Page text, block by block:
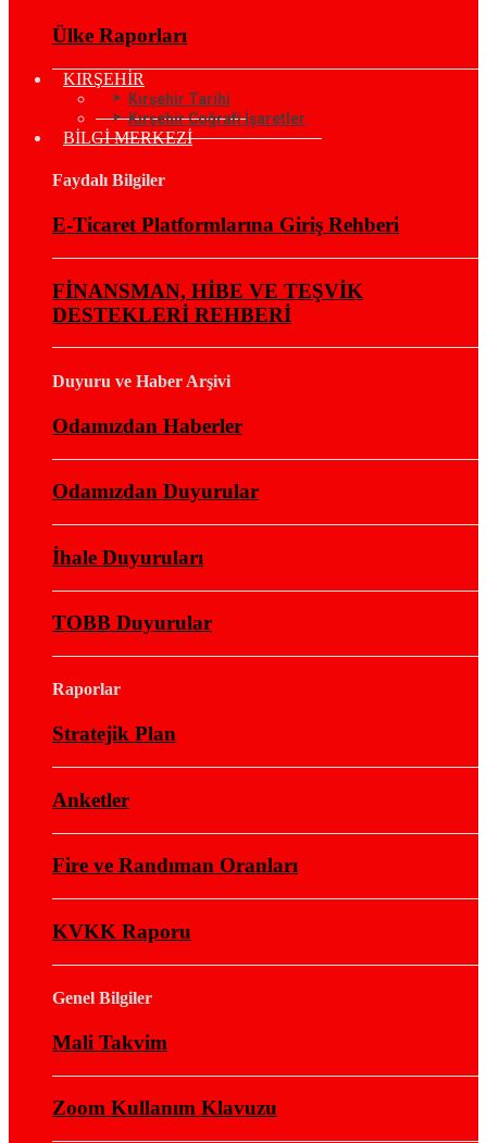
Ülke Raporları
KIRŞEHİR
Kırşehir Tarihi
Kırşehir Coğrafi İşaretler
BİLGİ MERKEZİ
Faydalı Bilgiler
E-Ticaret Platformlarına Giriş Rehberi
FİNANSMAN, HİBE VE TEŞVİK
DESTEKLERİ REHBERİ
Duyuru ve Haber Arşivi
Odamızdan Haberler
Odamızdan Duyurular
İhale Duyuruları
TOBB Duyurular
Raporlar
Stratejik Plan
Anketler
Fire ve Randıman Oranları
KVKK Raporu
Genel Bilgiler
Mali Takvim
Zoom Kullanım Klavuzu